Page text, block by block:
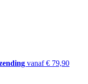
vanaf € 79,90